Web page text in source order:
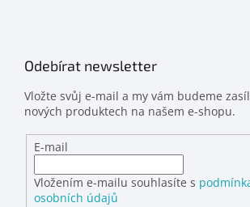
Odebírat newsletter
Vložte svůj e-mail a my vám budeme
nových produktech na našem e-shopu.
E-mail
Vložením e-mailu souhlasíte s
osobních údajů